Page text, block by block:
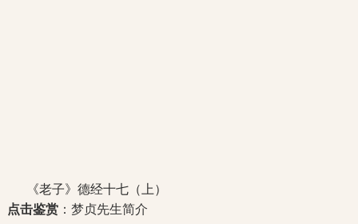
《老子》德经十七（上）
点击鉴赏 ：梦贞先生简介